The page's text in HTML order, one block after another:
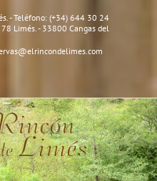
- Teléfono: (+34) 644 30 24
Limés. - 33800 Cangas del